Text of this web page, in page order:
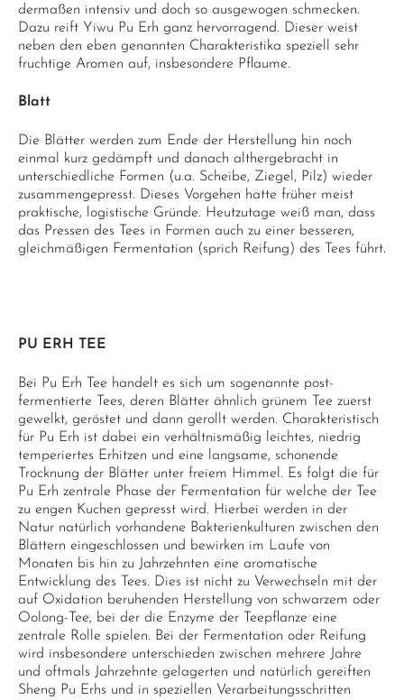
dermaßen intensiv und doch so ausgewogen schmecken.
Dazu reift Yiwu Pu Erh ganz hervorragend. Dieser weist
neben den eben genannten Charakteristika speziell sehr
fruchtige Aromen auf, insbesondere Pflaume.
Blatt
Die Blätter werden zum Ende der Herstellung hin noch
einmal kurz gedämpft und danach althergebracht in
unterschiedliche Formen (u.a. Scheibe, Ziegel, Pilz) wieder
zusammengepresst. Dieses Vorgehen hatte früher meist
praktische, logistische Gründe. Heutzutage weiß man, dass
das Pressen des Tees in Formen auch zu einer besseren,
gleichmäßigen Fermentation (sprich Reifung) des Tees führt.
PU ERH TEE
Bei Pu Erh Tee handelt es sich um sogenannte post-
fermentierte Tees, deren Blätter ähnlich grünem Tee zuerst
gewelkt, geröstet und dann gerollt werden. Charakteristisch
für Pu Erh ist dabei ein verhältnismäßig leichtes, niedrig
temperiertes Erhitzen und eine langsame, schonende
Trocknung der Blätter unter freiem Himmel. Es folgt die für
Pu Erh zentrale Phase der Fermentation für welche der Tee
zu engen Kuchen gepresst wird. Hierbei werden in der
Natur natürlich vorhandene Bakterienkulturen zwischen den
Blättern eingeschlossen und bewirken im Laufe von
Monaten bis hin zu Jahrzehnten eine aromatische
Entwicklung des Tees. Dies ist nicht zu Verwechseln mit der
auf Oxidation beruhenden Herstellung von schwarzem oder
Oolong-Tee, bei der die Enzyme der Teepflanze eine
zentrale Rolle spielen. Bei der Fermentation oder Reifung
wird insbesondere unterschieden zwischen mehrere Jahre
und oftmals Jahrzehnte gelagerten und natürlich gereiften
Sheng Pu Erhs und in speziellen Verarbeitungsschritten